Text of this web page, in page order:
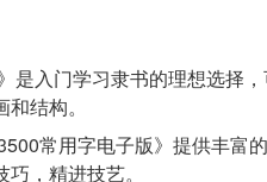
是入门学习隶书的理想选择
结构。
常用字电子版》提供丰富
，精进技艺。